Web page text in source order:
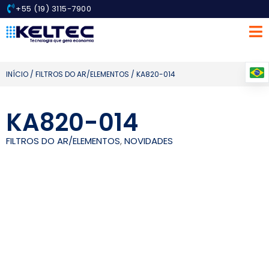
+55 (19) 3115-7900
INÍCIO / FILTROS DO AR/ELEMENTOS / KA820-014
KA820-014
FILTROS DO AR/ELEMENTOS,NOVIDADES